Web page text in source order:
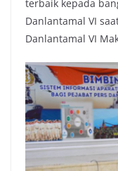
terbaik kepada
Danlantamal VI
Danlantamal VI